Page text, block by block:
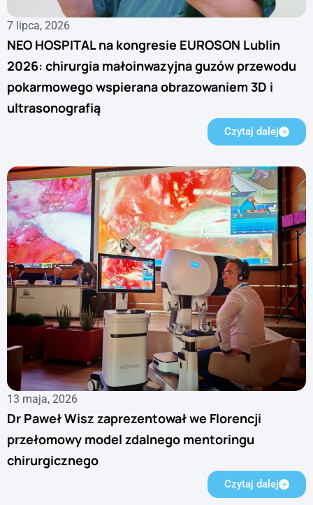
7 lipca, 2026
NEO HOSPITAL na kongresie EUROSON Lublin
2026: chirurgia małoinwazyjna guzów przewodu
pokarmowego wspierana obrazowaniem 3D i
ultrasonografią
Czytaj dalej
13 maja, 2026
Dr Paweł Wisz zaprezentował we Florencji
przełomowy model zdalnego mentoringu
chirurgicznego
Czytaj dalej